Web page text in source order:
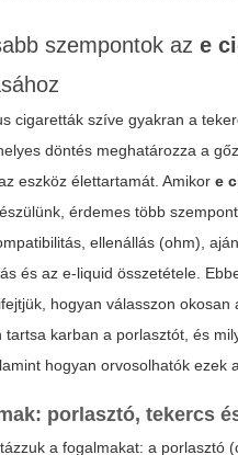
szempontok az e
cigaretták szíve gyakran a
döntés meghatározza a
eszköz élettartamát. Amikor e
érdemes több
ellenállás (ohm),
és az e‑liquid összetétele.
hogyan válasszon okosan
tartsa karban a porlasztót, és
hogyan orvosolhatók ezek
porlasztó, tekercs
a fogalmakat: a porlasztó